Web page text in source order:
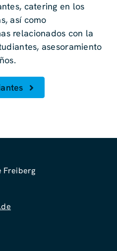
catering en los
así como
relacionados con la
asesoramiento
Freiberg